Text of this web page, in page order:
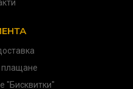
плащане
"Бисквитки"